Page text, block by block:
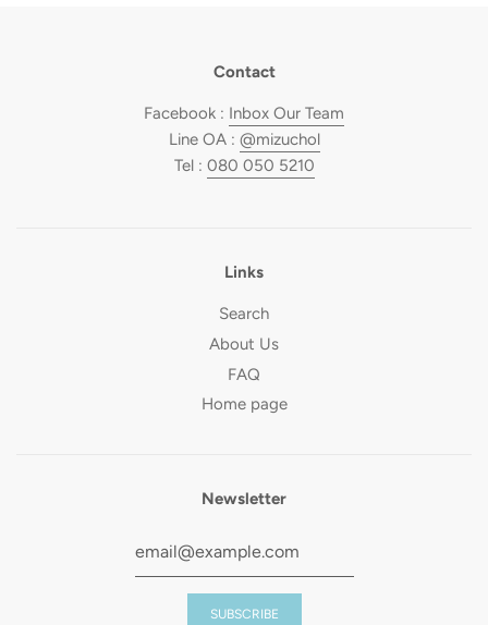
Contact
Facebook : Inbox Our Team
Line OA : @mizuchol
Tel : 080 050 5210
Links
Search
About Us
FAQ
Home page
Newsletter